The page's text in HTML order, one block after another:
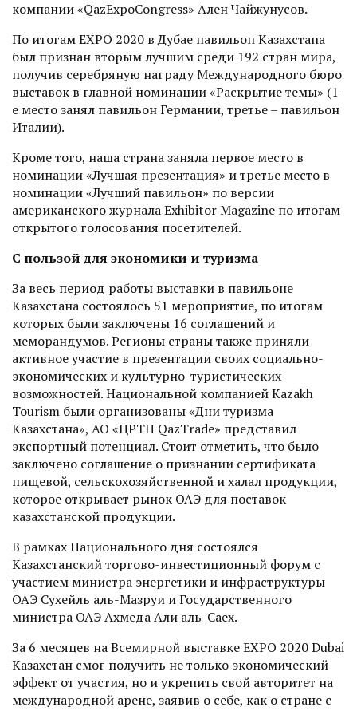
компании «QazExpoCongress» Ален Чайжунусов.
По итогам EXPO 2020 в Дубае павильон Казахстана
был признан вторым лучшим среди 192 стран мира,
получив серебряную награду Международного бюро
выставок в главной номинации «Раскрытие темы» (1-
е место занял павильон Германии, третье – павильон
Италии).
Кроме того, наша страна заняла первое место в
номинации «Лучшая презентация» и третье место в
номинации «Лучший павильон» по версии
американского журнала Exhibitor Magazine по итогам
открытого голосования посетителей.
С пользой для экономики и туризма
За весь период работы выставки в павильоне
Казахстана состоялось 51 мероприятие, по итогам
которых были заключены 16 соглашений и
меморандумов. Регионы страны также приняли
активное участие в презентации своих социально-
экономических и культурно-турис­тических
возможностей. Национальной компанией Kazakh
Tourism были организованы «Дни туризма
Казахстана», АО «ЦРТП QazTrade» представил
экспортный потенциал. Стоит отметить, что было
заключено соглашение о признании сертификата
пищевой, сельскохозяйственной и халал продукции,
которое открывает рынок ОАЭ для поставок
казахстанской продукции.
В рамках Национального дня состоялся
Казахстанский торгово-инвестиционный форум с
участием министра энергетики и инфраструктуры
ОАЭ Сухейль аль-Мазруи и Государственного
министра ОАЭ Ахмеда Али аль-Саех.
За 6 месяцев на Всемирной выс­тавке EXPO 2020 Dubai
Казахстан смог получить не только экономический
эффект от участия, но и укрепить свой авторитет на
меж­дународной арене, заявив о себе, как о стране с